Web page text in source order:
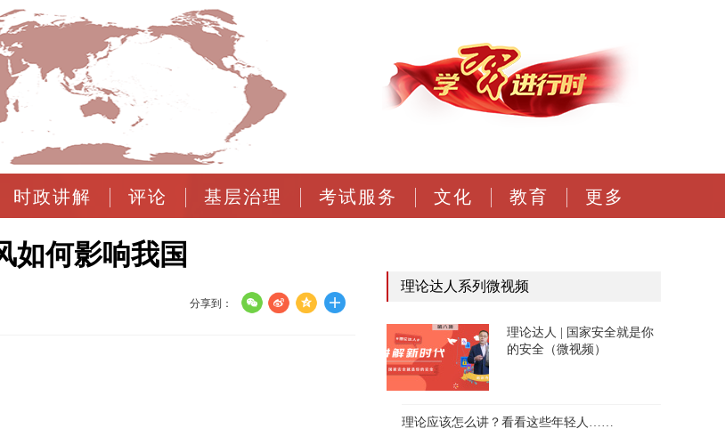
时政讲解 评论 基层治理 考试服务 文化 教育 更多
如何影响我国
分享到：
理论达人系列微视频
理论达人 | 国家安全就是你
的安全（微视频）
理论应该怎么讲？看看这些年轻人……